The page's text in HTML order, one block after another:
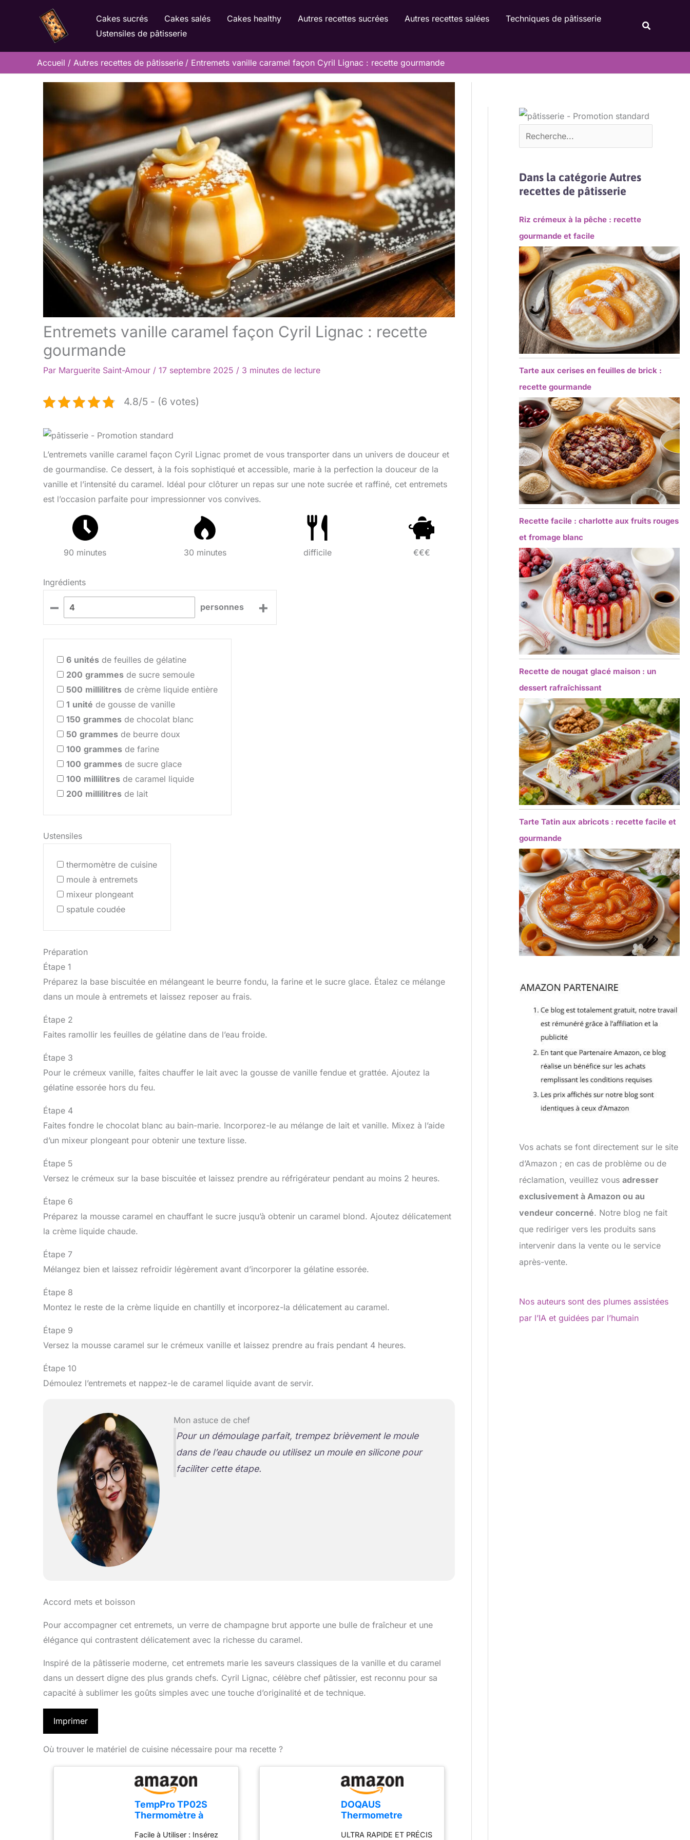
Cakes sucrés Cakes salés Cakes healthy Autres recettes sucrées Autres recettes salées
Techniques de pâtisserie
Ustensiles de pâtisserie
Accueil Autres recettes de pâtisserie Entremets vanille caramel façon Cyril Lignac : recette gourmande
Entremets vanille caramel façon Cyril Lignac : recette
gourmande
Par Marguerite Saint-Amour / 17 septembre 2025 / 3 minutes de lecture
4.8/5 - (6 votes)
L’entremets vanille caramel façon Cyril Lignac promet de vous transporter dans un univers de douceur et
de gourmandise. Ce dessert, à la fois sophistiqué et accessible, marie à la perfection la douceur de la
vanille et l’intensité du caramel. Idéal pour clôturer un repas sur une note sucrée et raffiné, cet entremets
est l’occasion parfaite pour impressionner vos convives.
90 minutes 30 minutes difficile €€€
Ingrédients
– personnes +
6 unités de feuilles de gélatine
200 grammes de sucre semoule
500 millilitres de crème liquide entière
1 unité de gousse de vanille
150 grammes de chocolat blanc
50 grammes de beurre doux
100 grammes de farine
100 grammes de sucre glace
100 millilitres de caramel liquide
200 millilitres de lait
Ustensiles
thermomètre de cuisine
moule à entremets
mixeur plongeant
spatule coudée
Préparation
Étape 1
Préparez la base biscuitée en mélangeant le beurre fondu, la farine et le sucre glace. Étalez ce mélange
dans un moule à entremets et laissez reposer au frais.
Étape 2
Faites ramollir les feuilles de gélatine dans de l’eau froide.
Étape 3
Pour le crémeux vanille, faites chauffer le lait avec la gousse de vanille fendue et grattée. Ajoutez la
gélatine essorée hors du feu.
Étape 4
Faites fondre le chocolat blanc au bain-marie. Incorporez-le au mélange de lait et vanille. Mixez à l’aide
d’un mixeur plongeant pour obtenir une texture lisse.
Étape 5
Versez le crémeux sur la base biscuitée et laissez prendre au réfrigérateur pendant au moins 2 heures.
Étape 6
Préparez la mousse caramel en chauffant le sucre jusqu’à obtenir un caramel blond. Ajoutez délicatement
la crème liquide chaude.
Étape 7
Mélangez bien et laissez refroidir légèrement avant d’incorporer la gélatine essorée.
Étape 8
Montez le reste de la crème liquide en chantilly et incorporez-la délicatement au caramel.
Étape 9
Versez la mousse caramel sur le crémeux vanille et laissez prendre au frais pendant 4 heures.
Étape 10
Démoulez l’entremets et nappez-le de caramel liquide avant de servir.
Mon astuce de chef
Pour un démoulage parfait, trempez brièvement le moule
dans de l’eau chaude ou utilisez un moule en silicone pour
faciliter cette étape.
Accord mets et boisson
Pour accompagner cet entremets, un verre de champagne brut apporte une bulle de fraîcheur et une
élégance qui contrastent délicatement avec la richesse du caramel.
Inspiré de la pâtisserie moderne, cet entremets marie les saveurs classiques de la vanille et du caramel
dans un dessert digne des plus grands chefs. Cyril Lignac, célèbre chef pâtissier, est reconnu pour sa
capacité à sublimer les goûts simples avec une touche d’originalité et de technique.
Imprimer
Où trouver le matériel de cuisine nécessaire pour ma recette ?
TempPro TP02S
Thermomètre à
à lecture
Facile à Utiliser : Insérez
DOQAUS
Thermometre
instantané
ULTRA RAPIDE ET PRÉCIS
Dans la catégorie Autres
recettes de pâtisserie
Riz crémeux à la pêche : recette
gourmande et facile
Tarte aux cerises en feuilles de brick :
recette gourmande
Recette facile : charlotte aux fruits rouges
et fromage blanc
Recette de nougat glacé maison : un
dessert rafraîchissant
Tarte Tatin aux abricots : recette facile et
gourmande
Vos achats se font directement sur le site
d’Amazon ; en cas de problème ou de
réclamation, veuillez vousadresser
exclusivement à Amazon ou au
vendeur concerné. Notre blog ne fait
que rediriger vers les produits sans
intervenir dans la vente ou le service
après-vente.
Nos auteurs sont des plumes assistées
par l’IA et guidées par l’humain